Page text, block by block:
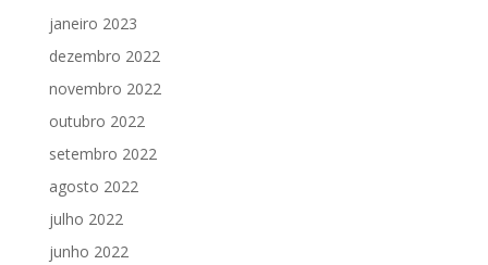
janeiro 2023
dezembro 2022
novembro 2022
outubro 2022
setembro 2022
agosto 2022
julho 2022
junho 2022